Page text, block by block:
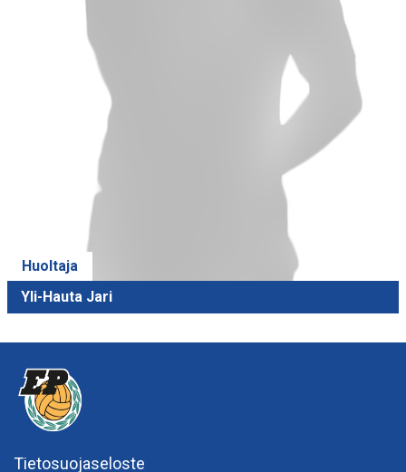
Huoltaja
Yli-Hauta Jari
Tietosuojaseloste